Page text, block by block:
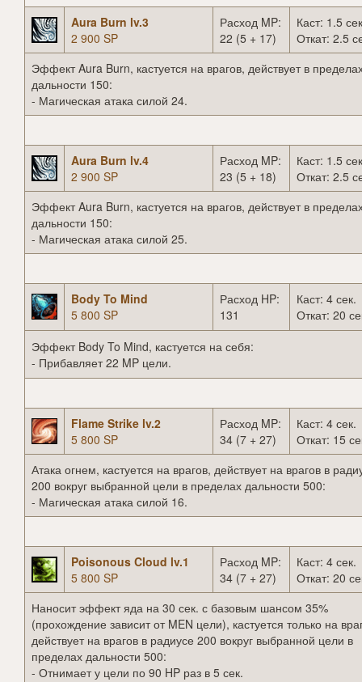
Aura Burn lv.3
2 900 SP
Расход MP:
22 (5 + 17)
Каст: 1.5
Откат: 2.5
Эффект Aura Burn, кастуется на врагов, действует в
дальности 150:
- Магическая атака силой 24.
Aura Burn lv.4
2 900 SP
Расход MP:
23 (5 + 18)
Каст: 1.5
Откат: 2.5
Эффект Aura Burn, кастуется на врагов, действует в
дальности 150:
- Магическая атака силой 25.
Body To Mind
5 800 SP
Расход HP:
131
Каст: 4 сек.
Откат: 20
Эффект Body To Mind, кастуется на себя:
- Прибавляет 22 MP цели.
Flame Strike lv.2
5 800 SP
Расход MP:
34 (7 + 27)
Каст: 4 сек.
Откат: 15
Атака огнем, кастуется на врагов, действует на врагов в
200 вокруг выбранной цели в пределах дальности 500:
- Магическая атака силой 16.
Poisonous Cloud lv.1
5 800 SP
Расход MP:
34 (7 + 27)
Каст: 4 сек.
Откат: 20
Наносит эффект яда на 30 сек. с базовым шансом 35%
(прохождение зависит от MEN цели), кастуется только на
действует на врагов в радиусе 200 вокруг выбранной цели в
пределах дальности 500:
- Отнимает у цели по 90 HP раз в 5 сек.